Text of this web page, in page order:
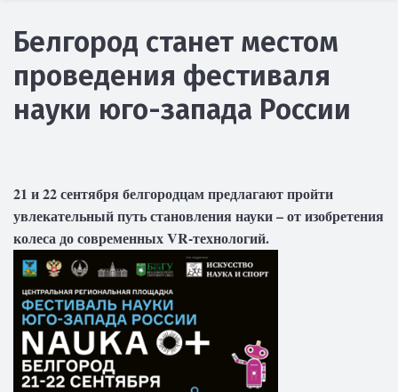
Белгород станет местом
проведения фестиваля
науки юго-запада России
21 и 22 сентября белгородцам предлагают пройти
увлекательный путь становления науки – от изобретения
колеса до современных VR-технологий.